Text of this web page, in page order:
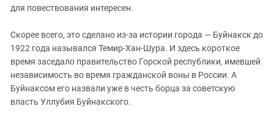
для повествования интересен.
Скорее всего, это сделано из-за истории города — Буйнакск до
1922 года назывался Темир-Хан-Шура. И здесь короткое
время заседало правительство Горской республики, имевшей
независимость во время гражданской воны в России. А
Буйнаксом его назвали уже в честь борца за советскую
власть Уллубия Буйнакского.